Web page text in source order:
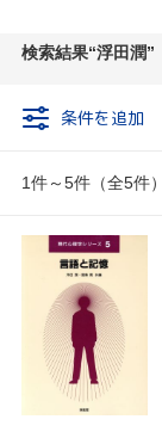
検索結果 浮田潤
条件を追加
1件～5件（全5件）